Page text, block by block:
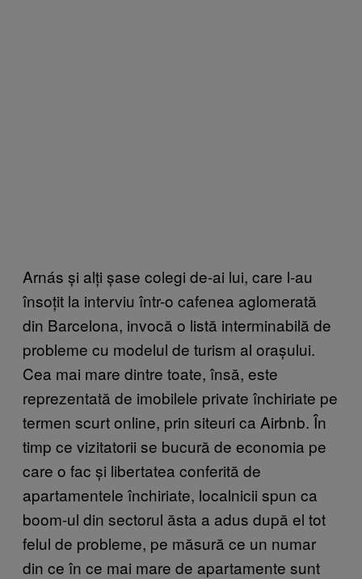
Arnás și alți șase colegi de-ai lui, care l-au
însoțit la interviu într-o cafenea aglomerată
din Barcelona, invocă o listă interminabilă de
probleme cu modelul de turism al orașului.
Cea mai mare dintre toate, însă, este
reprezentată de imobilele private închiriate pe
termen scurt online, prin siteuri ca Airbnb. În
timp ce vizitatorii se bucură de economia pe
care o fac și libertatea conferită de
apartamentele închiriate, localnicii spun ca
boom-ul din sectorul ăsta a adus după el tot
felul de probleme, pe măsură ce un numar
din ce în ce mai mare de apartamente sunt